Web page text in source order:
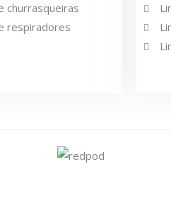
churrasqueiras
respiradores